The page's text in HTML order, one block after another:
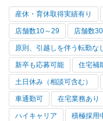
産休・育休取得実績有り
店舗数10～29 店舗数
原則、引越しを伴う転勤な
新卒も応募可能 住宅補
土日休み（相談可含む）
車通勤可 在宅業務あり
ハイキャリア 積極採用